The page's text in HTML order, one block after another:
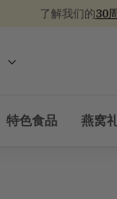
新品上市！30周
特色食品 燕窝